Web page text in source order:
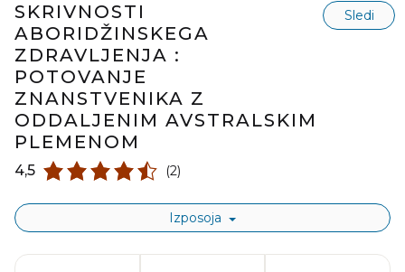
SKRIVNOSTI
ABORIDŽINSKEGA
ZDRAVLJENJA :
POTOVANJE
ZNANSTVENIKA Z
ODDALJENIM AVSTRALSKIM
PLEMENOM
Sledi
4,5 (2)
Izposoja